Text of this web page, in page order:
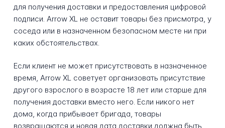
для получения доставки и предоставления цифровой
подписи. Arrow XL не оставит товары без присмотра, у
соседа или в назначенном безопасном месте ни при
каких обстоятельствах.
Если клиент не может присутствовать в назначенное
время, Arrow XL советует организовать присутствие
другого взрослого в возрасте 18 лет или старше для
получения доставки вместо него. Если никого нет
дома, когда прибывает бригада, товары
возвращаются и новая дата доставки должна быть